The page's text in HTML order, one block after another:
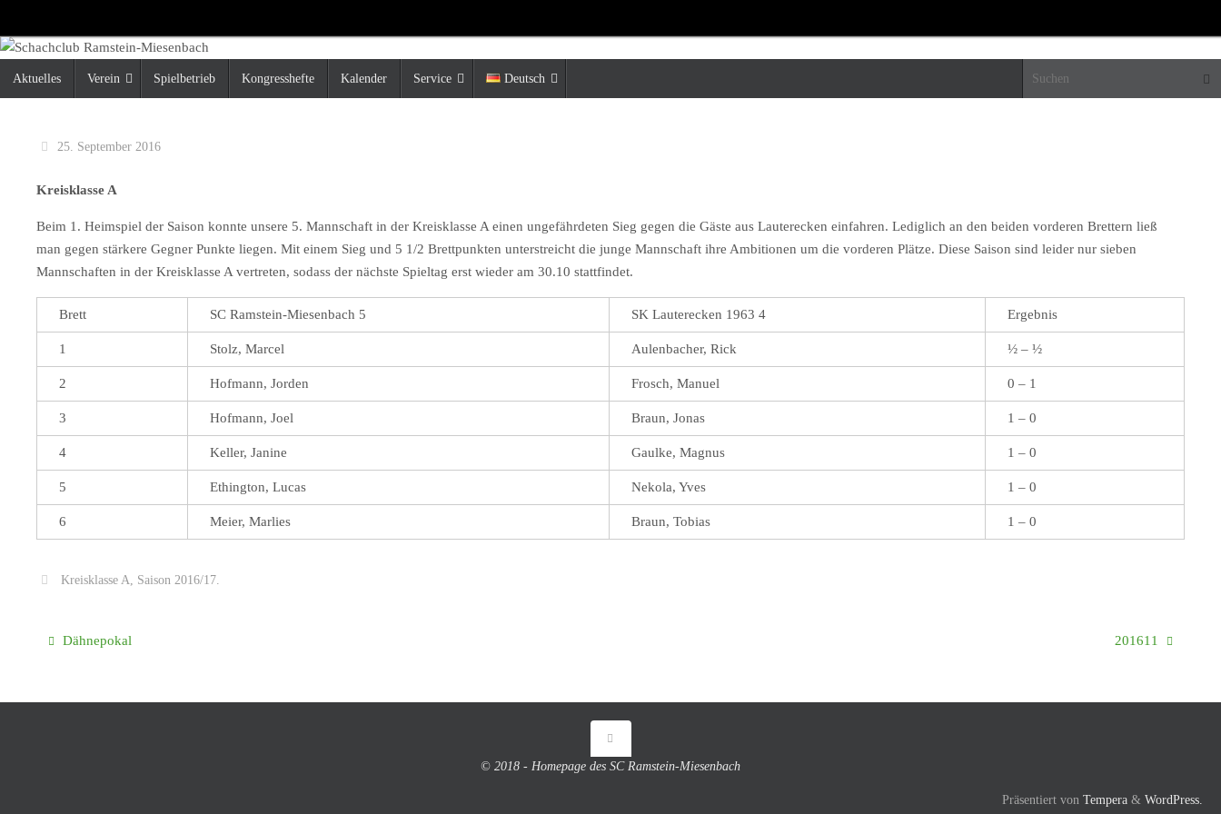
Inhalt
springen
Inhalt
Aktuelles Verein Spielbetrieb Kongresshefte Kalender Service Deutsch
25. September 2016
Kreisklasse A
Beim 1. Heimspiel der Saison konnte unsere 5. Mannschaft in der Kreisklasse A einen ungefährdeten Sieg gegen die Gäste aus Lauterecken einfahren. Lediglich an den beiden vorderen Brettern ließ
man gegen stärkere Gegner Punkte liegen. Mit einem Sieg und 5 1/2 Brettpunkten unterstreicht die junge Mannschaft ihre Ambitionen um die vorderen Plätze. Diese Saison sind leider nur sieben
Mannschaften in der Kreisklasse A vertreten, sodass der nächste Spieltag erst wieder am 30.10 stattfindet.
Brett SC Ramstein-Miesenbach 5 SK Lauterecken 1963 4 Ergebnis
1 Stolz, Marcel Aulenbacher, Rick ½ – ½
2 Hofmann, Jorden Frosch, Manuel 0 – 1
3 Hofmann, Joel Braun, Jonas 1 – 0
4 Keller, Janine Gaulke, Magnus 1 – 0
5 Ethington, Lucas Nekola, Yves 1 – 0
6 Meier, Marlies Braun, Tobias 1 – 0
Kreisklasse A Saison 2016/17.
Dähnepokal 201611
© 2018 - Homepage des SC Ramstein-Miesenbach
Präsentiert von Tempera & WordPress.